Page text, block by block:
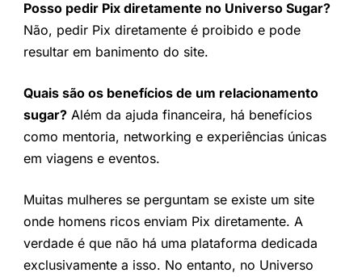
Posso pedir Pix diretamente no Universo Sugar?
Não, pedir Pix diretamente é proibido e pode
resultar em banimento do site.
Quais são os benefícios de um relacionamento
sugar?Além da ajuda financeira, há benefícios
como mentoria, networking e experiências únicas
em viagens e eventos.
Muitas mulheres se perguntam se existe um site
onde homens ricos enviam Pix diretamente. A
verdade é que não há uma plataforma dedicada
exclusivamente a isso. No entanto, no Universo